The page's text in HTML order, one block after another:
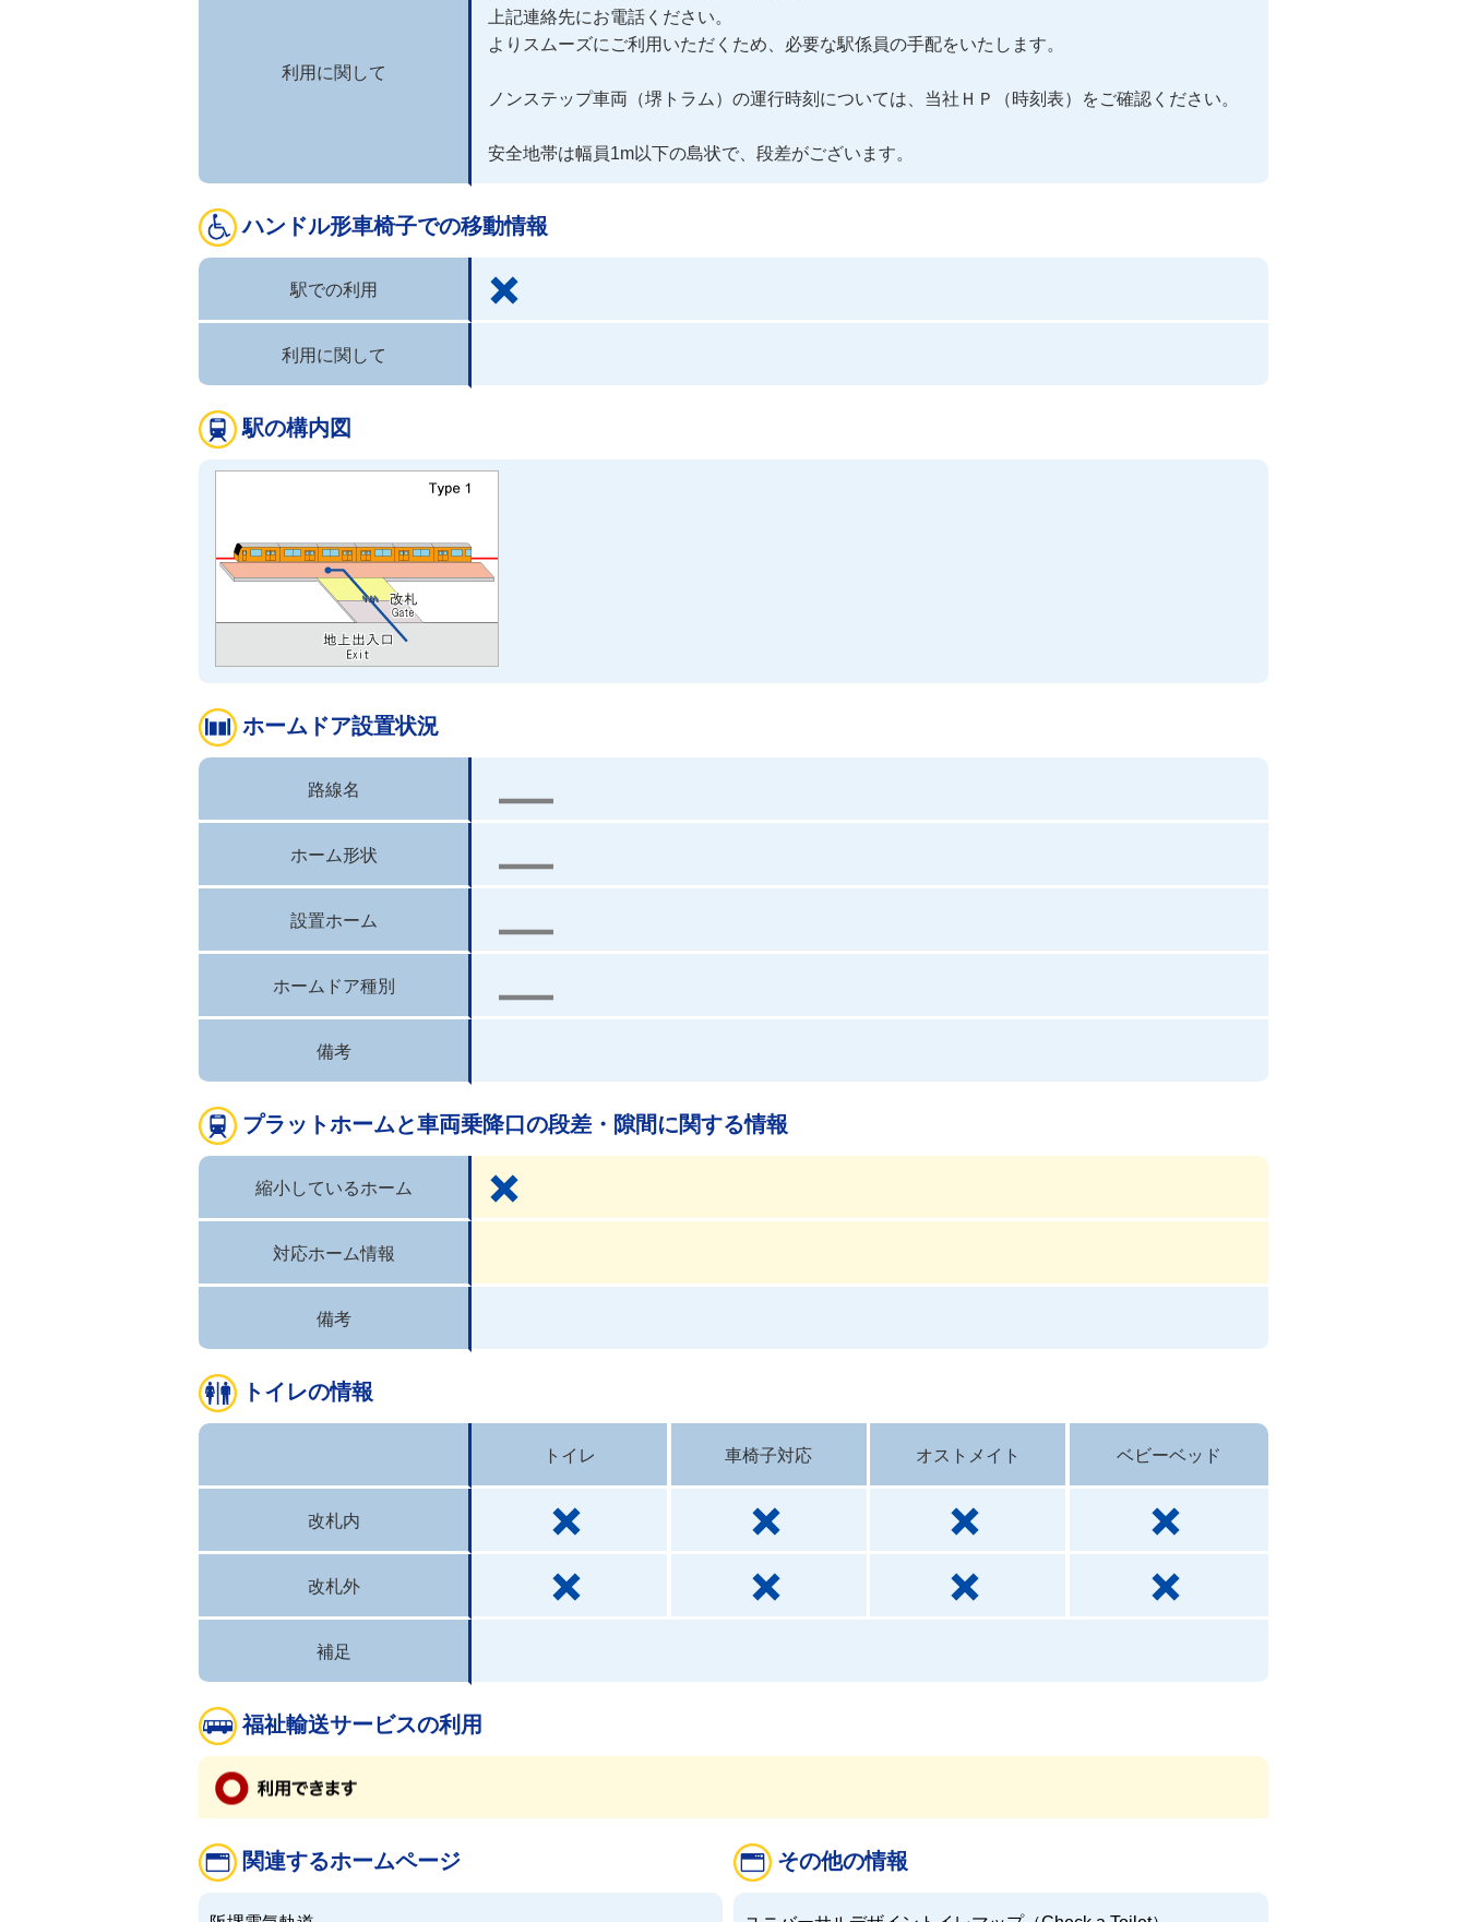
利用に関して
上記連絡先にお電話ください。
よりスムーズにご利用いただくため、必要な駅係員の手配をいたします。
ノンステップ車両（堺トラム）の運行時刻については、当社ＨＰ（時刻表）をご確認ください。
安全地帯は幅員1m以下の島状で、段差がございます。
ハンドル形車椅子での移動情報
駅での利用
利用に関して
駅の構内図
ホームドア設置状況
路線名
ホーム形状
設置ホーム
ホームドア種別
備考
プラットホームと車両乗降口の段差・隙間に関する情報
縮小しているホーム
対応ホーム情報
備考
トイレの情報
改札内
改札外
トイレ 車椅子対応 オストメイト ベビーベッド
補足
福祉輸送サービスの利用
関連するホームページ その他の情報